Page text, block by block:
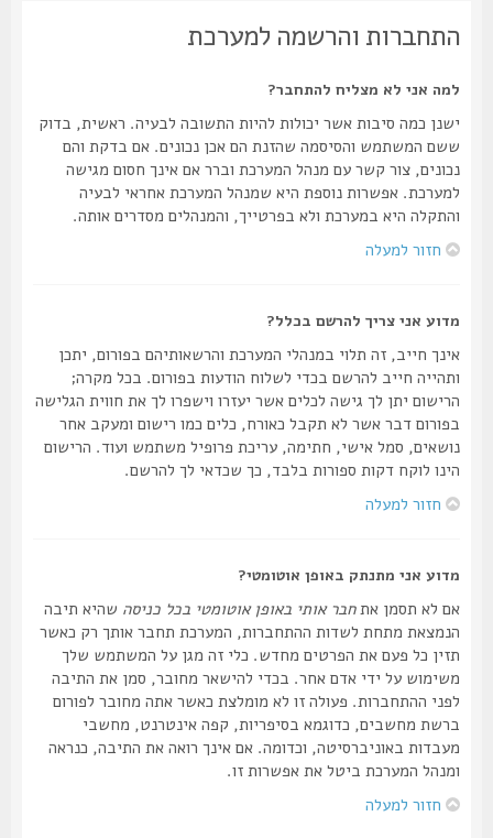
התחברות והרשמה למערכת
למה אני לא מצליח להתחבר?
ישנן כמה סיבות אשר יכולות להיות התשובה לבעיה. ראשית, בדוק
ששם המשתמש והסיסמה שהזנת הם אכן נכונים. אם בדקת והם
נכונים, צור קשר עם מנהל המערכת וברר אם אינך חסום מגישה
למערכת. אפשרות נוספת היא שמנהל המערכת אחראי לבעיה
והתקלה היא במערכת ולא בפרטייך, והמנהלים מסדרים אותה.
חזור למעלה
מדוע אני צריך להרשם בכלל?
אינך חייב, זה תלוי במנהלי המערכת והרשאותיהם בפורום, יתכן
ותהייה חייב להרשם בכדי לשלוח הודעות בפורום. בכל מקרה;
הרישום יתן לך גישה לכלים אשר יעזרו וישפרו לך את חווית הגלישה
בפורום דבר אשר לא תקבל כאורח, כלים כמו רישום ומעקב אחר
נושאים, סמל אישי, חתימה, עריכת פרופיל משתמש ועוד. הרישום
הינו לוקח דקות ספורות בלבד, כך שכדאי לך להרשם.
חזור למעלה
מדוע אני מתנתק באופן אוטומטי?
אם לא תסמן אתחבר אותי באופן אוטומטי בכל כניסהשהיא תיבה
הנמצאת מתחת לשדות ההתחברות, המערכת תחבר אותך רק כאשר
תזין כל פעם את הפרטים מחדש. כלי זה מגן על המשתמש שלך
משימוש על ידי אדם אחר. בכדי להישאר מחובר, סמן את התיבה
לפני ההתחברות. פעולה זו לא מומלצת כאשר אתה מחובר לפורום
ברשת מחשבים, כדוגמא בסיפריות, קפה אינטרנט, מחשבי
מעבדות באוניברסיטה, וכדומה. אם אינך רואה את התיבה, כנראה
ומנהל המערכת ביטל את אפשרות זו.
חזור למעלה